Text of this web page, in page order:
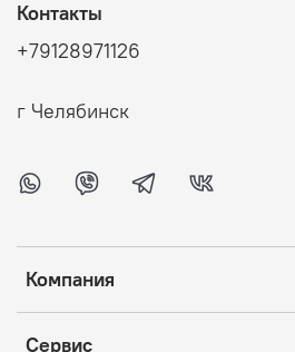
Компания
Сервис
Контакты
+79128971126
г Челябинск